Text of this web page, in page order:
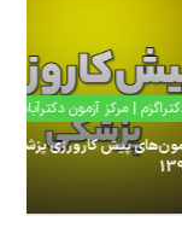
دکتراگزم | مرکز آزمون
آزمون‌های پیش